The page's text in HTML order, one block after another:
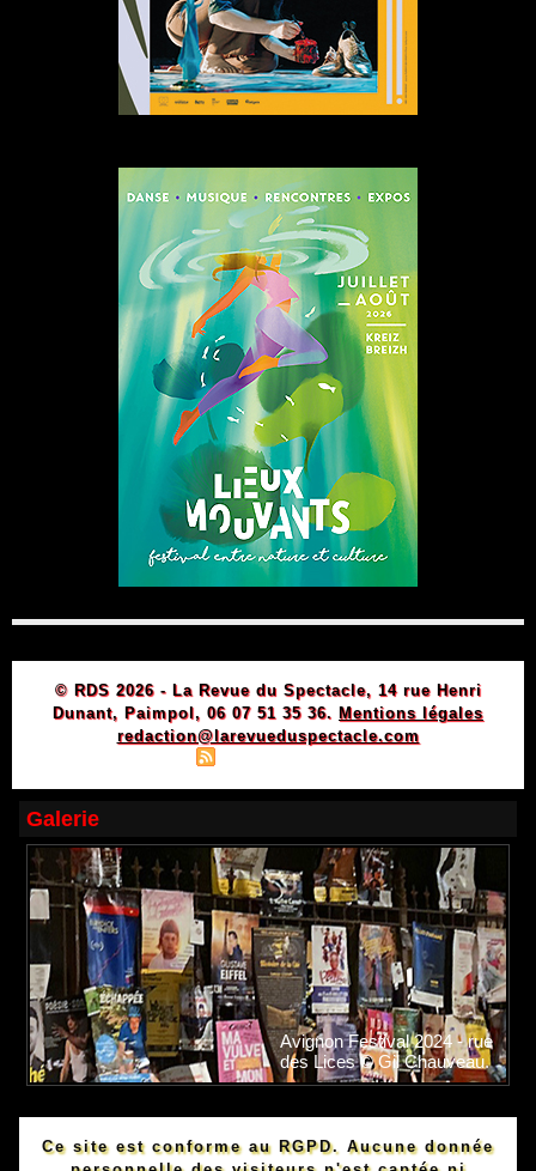
© RDS 2026 - La Revue du Spectacle, 14 rue Henri
Dunant, Paimpol, 06 07 51 35 36. Mentions légales
redaction@larevueduspectacle.com
Galerie
Avignon Festival 2024 - rue
des Lices © Gil Chauveau.
Ce site est conforme au RGPD. Aucune donnée